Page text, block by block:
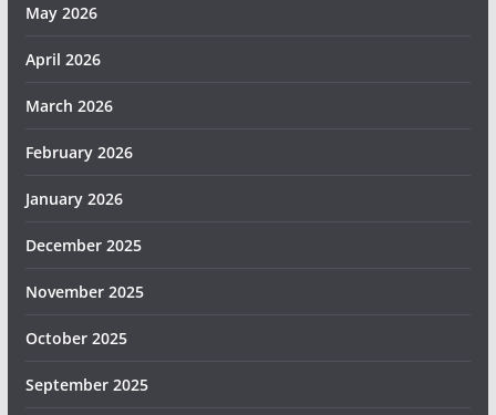
May 2026
April 2026
March 2026
February 2026
January 2026
December 2025
November 2025
October 2025
September 2025